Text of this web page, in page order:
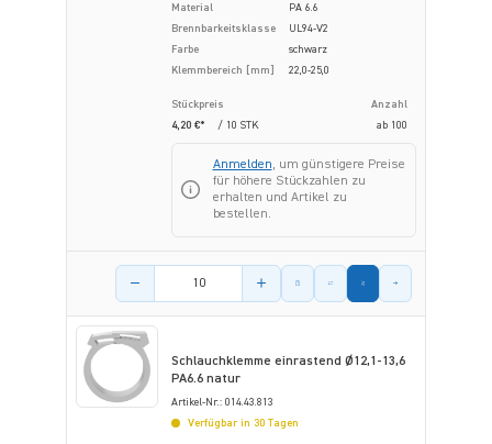
Material
PA 6.6
Brennbarkeitsklasse
UL94-V2
Farbe
schwarz
Klemmbereich [mm]
22,0-25,0
Stückpreis
Anzahl
4,20 €*
/ 10 STK ab 100
Anmelden, um günstigere Preise
für höhere Stückzahlen zu
erhalten und Artikel zu
bestellen.
Menge des Artikels
Schlauchklemme einrastend Ø12,1-13,6
PA6.6 natur
Artikel-Nr.: 014.43.813
Verfügbar in 30 Tagen